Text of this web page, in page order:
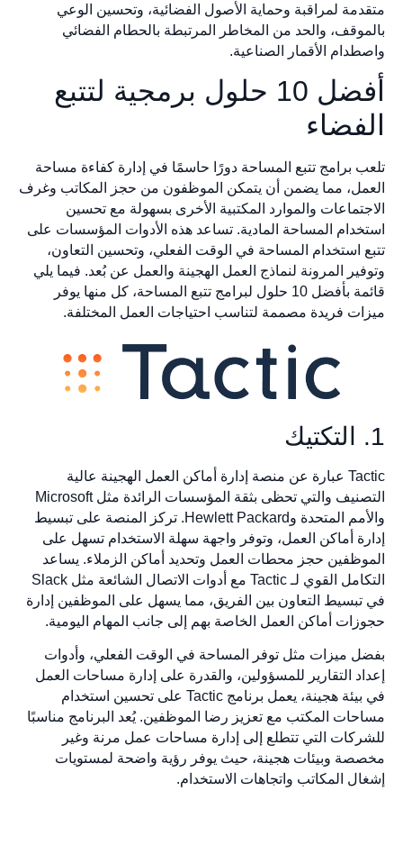
متقدمة لمراقبة وحماية الأصول الفضائية، وتحسين الوعي
بالموقف، والحد من المخاطر المرتبطة بالحطام الفضائي
واصطدام الأقمار الصناعية.
أفضل 10 حلول برمجية لتتبع
الفضاء
تلعب برامج تتبع المساحة دورًا حاسمًا في إدارة كفاءة مساحة
العمل، مما يضمن أن يتمكن الموظفون من حجز المكاتب وغرف
الاجتماعات والموارد المكتبية الأخرى بسهولة مع تحسين
استخدام المساحة المادية. تساعد هذه الأدوات المؤسسات على
تتبع استخدام المساحة في الوقت الفعلي، وتحسين التعاون،
وتوفير المرونة لنماذج العمل الهجينة والعمل عن بُعد. فيما يلي
قائمة بأفضل 10 حلول لبرامج تتبع المساحة، كل منها يوفر
ميزات فريدة مصممة لتناسب احتياجات العمل المختلفة.
1. التكتيك
Tactic عبارة عن منصة إدارة أماكن العمل الهجينة عالية
التصنيف والتي تحظى بثقة المؤسسات الرائدة مثل Microsoft
والأمم المتحدة وHewlett Packard. تركز المنصة على تبسيط
إدارة أماكن العمل، وتوفر واجهة سهلة الاستخدام تسهل على
الموظفين حجز محطات العمل وتحديد أماكن الزملاء. يساعد
التكامل القوي لـ Tactic مع أدوات الاتصال الشائعة مثل Slack
في تبسيط التعاون بين الفريق، مما يسهل على الموظفين إدارة
حجوزات أماكن العمل الخاصة بهم إلى جانب المهام اليومية.
بفضل ميزات مثل توفر المساحة في الوقت الفعلي، وأدوات
إعداد التقارير للمسؤولين، والقدرة على إدارة مساحات العمل
في بيئة هجينة، يعمل برنامج Tactic على تحسين استخدام
مساحات المكتب مع تعزيز رضا الموظفين. يُعد البرنامج مناسبًا
للشركات التي تتطلع إلى إدارة مساحات عمل مرنة وغير
مخصصة وبيئات هجينة، حيث يوفر رؤية واضحة لمستويات
إشغال المكاتب واتجاهات الاستخدام.